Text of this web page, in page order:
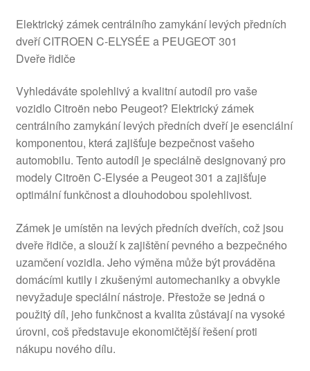
Elektrický zámek centrálního zamykání levých předních
dveří CITROEN C-ELYSÉE a PEUGEOT 301
Dveře řidiče
Vyhledáváte spolehlivý a kvalitní autodíl pro vaše
vozidlo Citroën nebo Peugeot? Elektrický zámek
centrálního zamykání levých předních dveří je esenciální
komponentou, která zajišťuje bezpečnost vašeho
automobilu. Tento autodíl je speciálně designovaný pro
modely Citroën C-Elysée a Peugeot 301 a zajišťuje
optimální funkčnost a dlouhodobou spolehlivost.
Zámek je umístěn na levých předních dveřích, což jsou
dveře řidiče, a slouží k zajištění pevného a bezpečného
uzamčení vozidla. Jeho výměna může být prováděna
domácími kutily i zkušenými automechaniky a obvykle
nevyžaduje speciální nástroje. Přestože se jedná o
použitý díl, jeho funkčnost a kvalita zůstávají na vysoké
úrovni, coš představuje ekonomičtější řešení proti
nákupu nového dílu.